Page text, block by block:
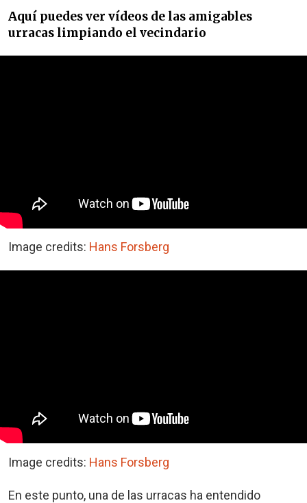
Aquí puedes ver vídeos de las amigables
urracas limpiando el vecindario
Image credits: Hans Forsberg
Image credits: Hans Forsberg
En este punto, una de las urracas ha entendido